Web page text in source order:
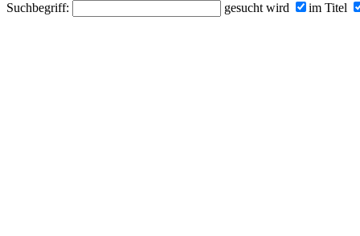
Suchbegriff: gesucht wird im Titel